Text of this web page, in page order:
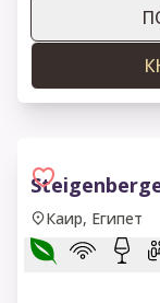
Каир, Египет